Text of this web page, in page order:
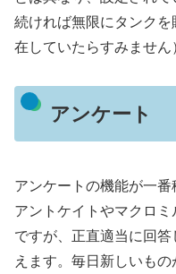
続ければ無限にタンク
在していたらすみません
アンケート
アンケートの機能が一番
アントケイトやマクロ
ですが、正直適当に回
えます。毎日新しいも